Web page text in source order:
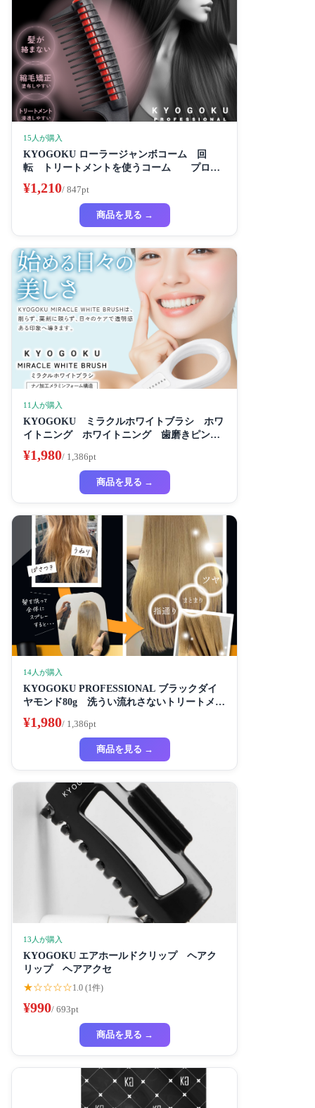
15人が購入
KYOGOKU ローラージャンボコーム 回
転 トリートメントを使うコーム プロ仕
様
¥1,210/ 847pt
商品を見る →
11人が購入
KYOGOKU ミラクルホワイトブラシ ホワ
イトニング ホワイトニング 歯磨きピンク
き粉き 歯磨き粉 セルフホワイトニング
¥1,980/ 1,386pt
商品を見る →
14人が購入
KYOGOKU PROFESSIONAL ブラックダイ
ヤモンド80g 洗うい流れさないトリートメン
ト ヘアスプレー アルガンオイル協力する (髪
質の改善スプレー)
¥1,980/ 1,386pt
商品を見る →
13人が購入
KYOGOKU エアホールドクリップ ヘアク
リップ ヘアアクセ
★☆☆☆☆1.0 (1件)
¥990/ 693pt
商品を見る →